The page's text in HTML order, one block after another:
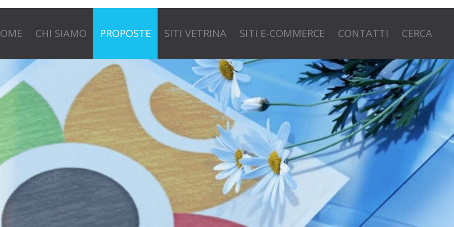
CHI SIAMO PROPOSTE SITI VETRINA SITI E-COMMERCE CONTATTI CERCA